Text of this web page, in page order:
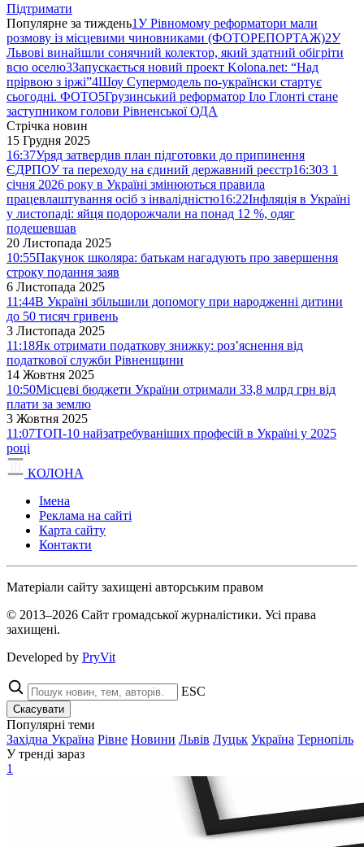
Підтримати
Популярне за тиждень1У Рівномому реформатори мали
розмову із місцевими чиновниками (ФОТОРЕПОРТАЖ)2У
Львові винайшли сонячний колектор, який здатний обігріти
всю оселю3Запускається новий проект Kolona.net: “Над
прірвою з іржі”4Шоу Супермодель по-українски стартує
сьогодні. ФОТО5Грузинський реформатор Іло Глонті стане
заступником голови Рівненської ОДА
Стрічка новин
15 Грудня 2025
16:37Уряд затвердив план підготовки до припинення
ЄДРПОУ та переходу на єдиний державний реєстр16:30З 1
січня 2026 року в Україні змінюються правила
працевлаштування осіб з інвалідністю16:22Інфляція в Україні
у листопаді: яйця подорожчали на понад 12 %, одяг
подешевшав
20 Листопада 2025
10:55Пакунок школяра: батькам нагадують про завершення
строку подання заяв
6 Листопада 2025
11:44В Україні збільшили допомогу при народженні дитини
до 50 тисяч гривень
3 Листопада 2025
11:18Як отримати податкову знижку: роз’яснення від
податкової служби Рівненщини
14 Жовтня 2025
10:50Місцеві бюджети України отримали 33,8 млрд грн від
плати за землю
3 Жовтня 2025
11:07ТОП-10 найзатребуваніших професій в Україні у 2025
році
КОЛОНА
Імена
Реклама на сайті
Карта сайту
Контакти
Матеріали сайту захищені авторським правом
© 2013–2026 Сайт громадської журналістики. Усі права
захищені.
Developed by PryVit
ESC
Скасувати
Популярні теми
Західна Україна Рівне Новини Львів Луцьк Україна Тернопіль
У тренді зараз
1